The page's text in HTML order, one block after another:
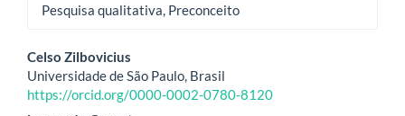
Pesquisa qualitativa, Preconceito
Conteúdo
do
Celso Zilbovicius
Universidade de São Paulo, Brasil
https://orcid.org/0000-0002-0780-8120